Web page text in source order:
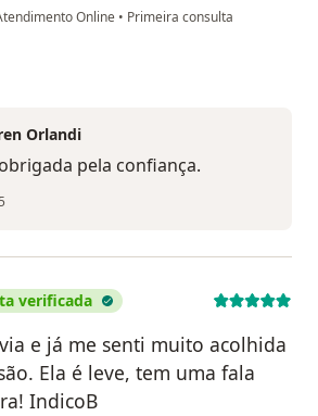
Online • Primeira consulta
Priscila
Orlandi
pela confiança.
verificada
e já me senti muito acolhida
Ela é leve, tem uma fala
IndicoB